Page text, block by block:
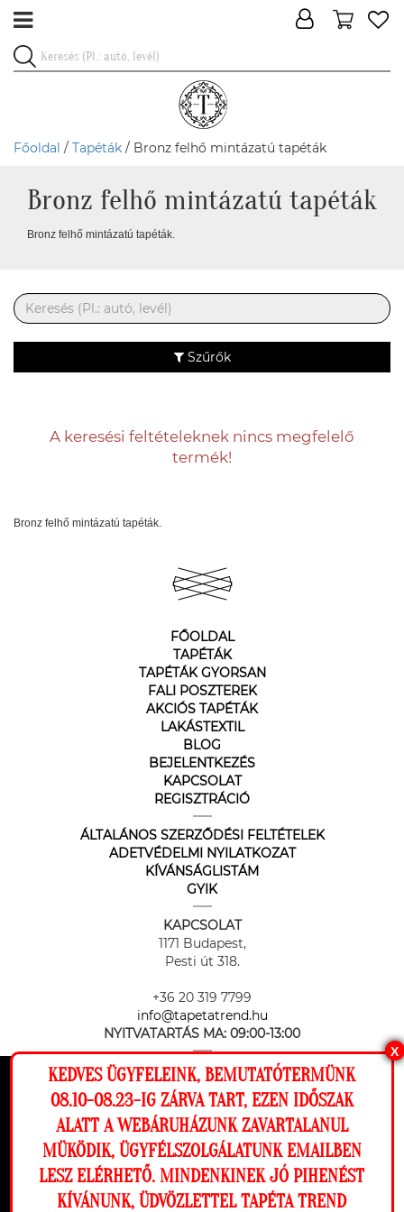
Ez a weboldal cookie-kat használ, hogy a
lehető legjobb élményt nyújtsa honlapunkon.
Beállítások
Elutasítom Engedélyezem
Főoldal / Tapéták / Bronz felhő mintázatú tapéták
Bronz felhő mintázatú tapéták
Bronz felhő mintázatú tapéták.
Szűrők
A keresési feltételeknek nincs megfelelő
termék!
Bronz felhő mintázatú tapéták.
FŐOLDAL
TAPÉTÁK
TAPÉTÁK GYORSAN
FALI POSZTEREK
AKCIÓS TAPÉTÁK
LAKÁSTEXTIL
BLOG
BEJELENTKEZÉS
KAPCSOLAT
REGISZTRÁCIÓ
ÁLTALÁNOS SZERZŐDÉSI FELTÉTELEK
ADETVÉDELMI NYILATKOZAT
KÍVÁNSÁGLISTÁM
GYIK
KAPCSOLAT
1171 Budapest,
Pesti út 318.
+36 20 319 7799
info@tapetatrend.hu
NYITVATARTÁS MA: 09:00-13:00
Az online fizetést a Barion Payment Zrt. biztosítja, MNB engedély
száma: H-EN-I-1064/2013
X
KEDVES ÜGYFELEINK, BEMUTATÓTERMÜNK
08.10-08.23-IG ZÁRVA TART, EZEN IDŐSZAK
ALATT A WEBÁRUHÁZUNK ZAVARTALANUL
MÜKÖDIK, ÜGYFÉLSZOLGÁLATUNK EMAILBEN
LESZ ELÉRHETŐ. MINDENKINEK JÓ PIHENÉST
KÍVÁNUNK, ÜDVÖZLETTEL TAPÉTA TREND